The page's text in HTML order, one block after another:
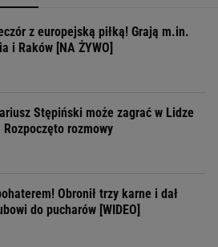
z europejską piłką! Grają m.in.
i Raków [NA ŻYWO]
Stępiński może zagrać w Lidze
rozmowy
Obronił trzy karne i dał
do pucharów [WIDEO]